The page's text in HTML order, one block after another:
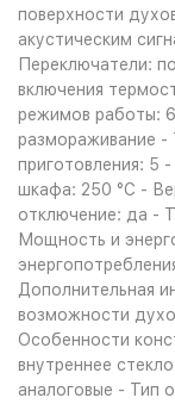
поверхности
акустическим
Переключатели:
включения
режимов работы:
размораживание -
приготовления: 5
шкафа: 250 °С -
отключение: да -
Мощность и
Дополнительная
возможности
Особенности
внутреннее
аналоговые - Тип